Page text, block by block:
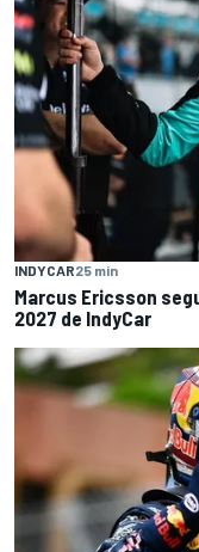
INDYCAR25 min
Marcus Ericsson
2027 de IndyCar